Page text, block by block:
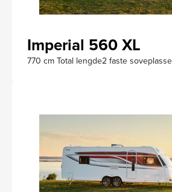
Imperial 560 XL
770 cm Total lengde2 faste